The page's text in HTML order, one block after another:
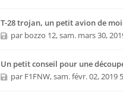
T-28 trojan, un petit avion de
par bozzo 12,sam. mars 30,
Un petit conseil pour une
par F1FNW,sam. févr. 02, 2019